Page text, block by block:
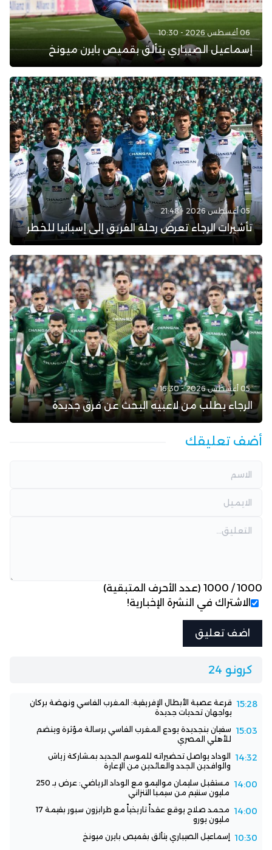
06 أغسطس 2026 - 10:30
إسماعيل الصيباري يتألق بقميص بايرن ميونخ
05 أغسطس 2026 - 21:48
تأشيرات الرجاء تعرض رحلة الفريق إلى إسبانيا للخطر
05 أغسطس 2026 - 16:30
الرجاء يطلب من لاعبيه البحث عن فرق جديدة
أضف تعليقك
1000
/
1000 (عدد الأحرف المتبقية)
الاشتراك في النشرة الإخبارية!
كرونو 24
15:28 قرعة عصبة الأبطال الإفريقية: المغرب الفاسي ونهضة بركان
يواجهان تحديات جديدة
15:03 سفيان بنجديدة يودع المغرب الفاسي برسالة مؤثرة وينضم
للأهلي المصري
14:32
الوداد يواصل تحضيراته للموسم الجديد بمشاركة زياش
والوافدين الجدد والعائدين من الإعارة
14:00
مستقبل سليمان مواليمو مع الوداد الرياضي: عرض بـ 250
مليون سنتيم من سيمبا التنزاني
14:00
محمد صلاح يوقع عقداً تاريخياً مع طرابزون سبور بقيمة 17
مليون يورو
10:30 إسماعيل الصيباري يتألق بقميص بايرن ميونخ